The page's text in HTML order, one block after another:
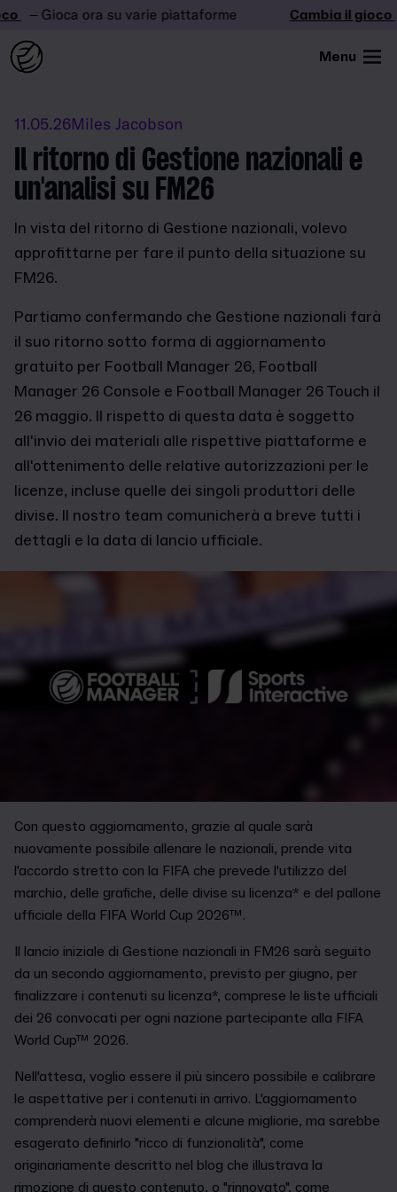
– Gioca ora su varie piattaforme Cambia il gioco –
Menu
11.05.26Miles Jacobson
Il ritorno di Gestione nazionali e
un'analisi su FM26
In vista del ritorno di Gestione nazionali, volevo
approfittarne per fare il punto della situazione su
FM26.
Partiamo confermando che Gestione nazionali farà
il suo ritorno sotto forma di aggiornamento
gratuito per Football Manager 26, Football
Manager 26 Console e Football Manager 26 Touch il
26 maggio. Il rispetto di questa data è soggetto
all'invio dei materiali alle rispettive piattaforme e
all'ottenimento delle relative autorizzazioni per le
licenze, incluse quelle dei singoli produttori delle
divise. Il nostro team comunicherà a breve tutti i
dettagli e la data di lancio ufficiale.
Con questo aggiornamento, grazie al quale sarà
nuovamente possibile allenare le nazionali, prende vita
l'accordo stretto con la FIFA che prevede l'utilizzo del
marchio, delle grafiche, delle divise su licenza* e del pallone
ufficiale della FIFA World Cup 2026™.
Il lancio iniziale di Gestione nazionali in FM26 sarà seguito
da un secondo aggiornamento, previsto per giugno, per
finalizzare i contenuti su licenza*, comprese le liste ufficiali
dei 26 convocati per ogni nazione partecipante alla FIFA
World Cup™ 2026.
Nell'attesa, voglio essere il più sincero possibile e calibrare
le aspettative per i contenuti in arrivo. L'aggiornamento
comprenderà nuovi elementi e alcune migliorie, ma sarebbe
esagerato definirlo "ricco di funzionalità", come
originariamente descritto nel blog che illustrava la
rimozione di questo contenuto, o "rinnovato", come